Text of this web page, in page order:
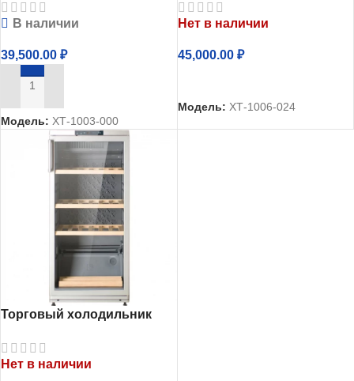
ХТ-1003-000
В наличии
39,500.00 ₽
В КОРЗИНУ
Модель: ХТ-1003-000
ХТ-1006-024
Нет в наличии
45,000.00 ₽
Модель: ХТ-1006-024
Торговый холодильник
ХТ-1007-000
Нет в наличии